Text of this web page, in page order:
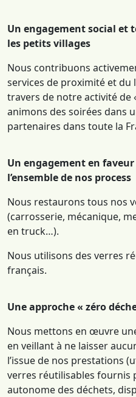
Un engagement social
les petits villages
Nous contribuons
services de proximité et du
travers de notre activité de
animons des soirées dans
partenaires dans toute la
Un engagement en
l’ensemble de nos process
Nous restaurons tous nos
(carrosserie, mécanique,
en truck…).
Nous utilisons des verres
français.
Une approche « zéro
Nous mettons en œuvre
en veillant à ne laisser
l’issue de nos prestations
verres réutilisables fournis
autonome des déchets,